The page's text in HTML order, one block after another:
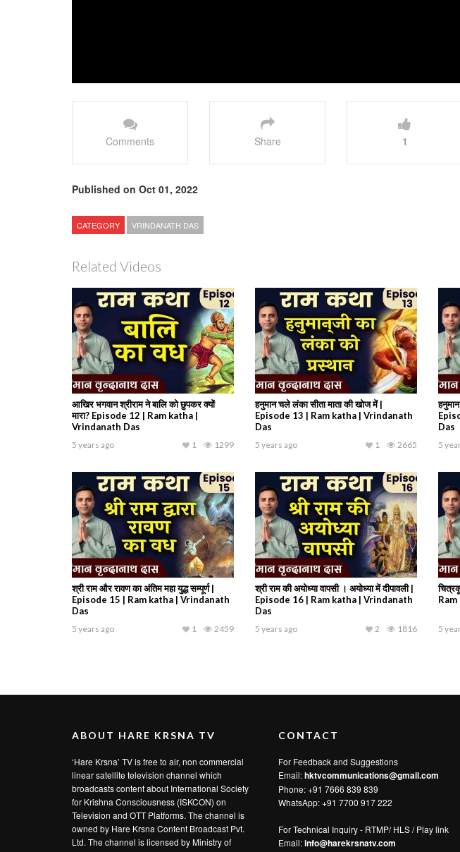
Comments Share 1
Published on Oct 01, 2022
CATEGORY VRINDANATH DAS
Related Videos
आखिर भगवान श्रीराम ने बालि को छुपकर क्यों
मारा? Episode 12 | Ram katha |
Vrindanath Das
5 years ago 1299
1
हनुमान चले लंका सीता माता की खोज में |
Episode 13 | Ram katha | Vrindanath
Das
5 years ago 2665
1
Das
5
श्री राम और रावण का अंतिम महा युद्ध सम्पूर्ण |
Episode 15 | Ram katha | Vrindanath
Das
5 years ago 2459
1
श्री राम की अयोध्या वापसी । अयोध्या में दीपावली |
Episode 16 | Ram katha | Vrindanath
Das
5 years ago 1816
2 5
ABOUT HARE KRSNA TV
‘Hare Krsna’ TV is free to air, non commercial
linear satellite television channel which
broadcasts content about International Society
for Krishna Consciousness (ISKCON) on
Television and OTT Platforms. The channel is
owned by Hare Krsna Content Broadcast Pvt.
Ltd. The channel is licensed by Ministry of
CONTACT
For Feedback and Suggestions
Email:hktvcommunications@gmail.com
Phone: +91 7666 839 839
WhatsApp:+91 7700 917 222
For Technical Inquiry - RTMP/ HLS / Play link
Email:info@harekrsnatv.com